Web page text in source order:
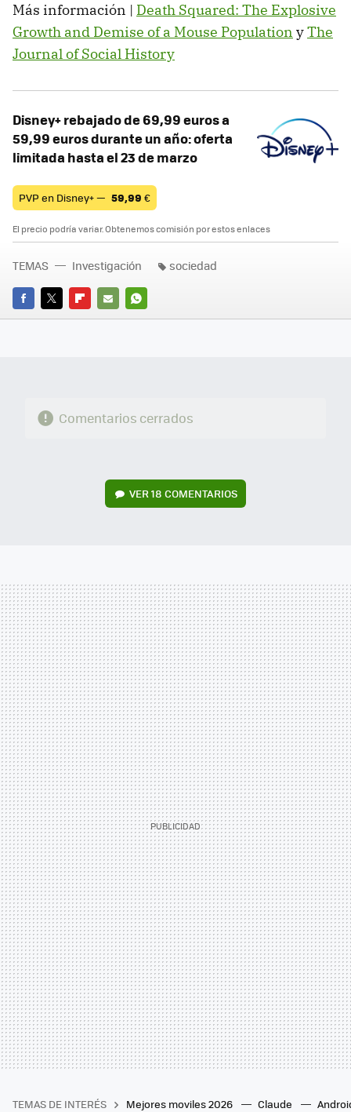
Más información | Death Squared: The Explosive
Growth and Demise of a Mouse Population yThe
Journal of Social History
Disney+ rebajado de 69,99 euros a
59,99 euros durante un año: oferta
limitada hasta el 23 de marzo
PVP en Disney+ — 59,99 €
El precio podría variar. Obtenemos comisión por estos enlaces
FACEBOOK
TWITTERFLIPBOARD
E-
WHATSAPP
TEMAS Investigación sociedad
Comentarios cerrados
VER 18 COMENTARIOS
TEMAS DE INTERÉS Mejores moviles 2026 Claude